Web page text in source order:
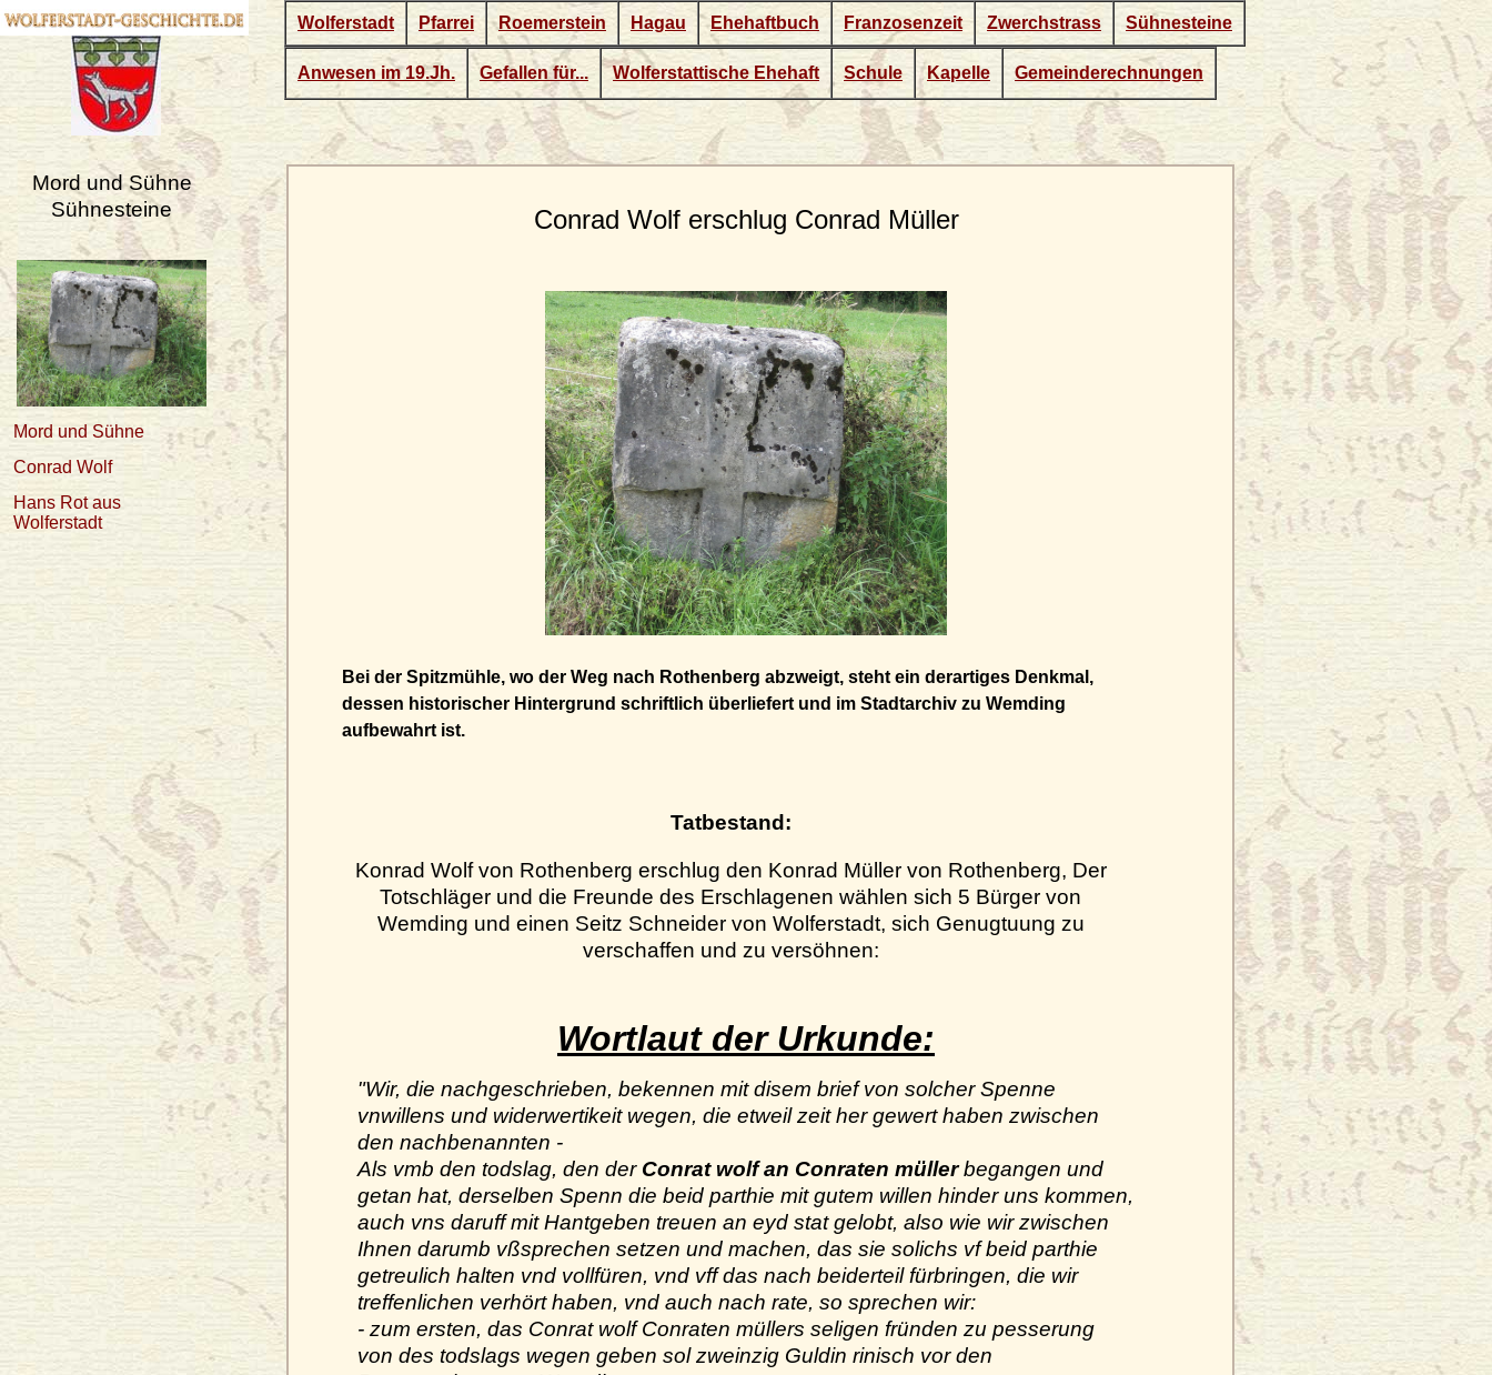
s
Wortlaut der Urkunde:
"Wir, die nachgeschrieben, bekennen mit disem brief von solcher Spenne
vnwillens und widerwertikeit wegen, die etweil zeit her gewert haben zwischen
den nachbenannten -
Als vmb den todslag, den der Conrat wolf an Conraten müllerbegangen und
getan hat, derselben Spenn die beid parthie mit gutem willen hinder uns kommen,
auch vns daruff mit Hantgeben treuen an eyd stat gelobt, also wie wir zwischen
Ihnen darumb vßsprechen setzen und machen, das sie solichs vf beid parthie
getreulich halten vnd vollfüren, vnd vff das nach beiderteil fürbringen, die wir
treffenlichen verhört haben, vnd auch nach rate, so sprechen wir:
- zum ersten, das Conrat wolf Conraten müllers seligen fründen zu pesserung
von des todslags wegen geben sol zweinzig Guldin rinisch vor den
Conrad Wolf erschlug Conrad Müller
Bei der Spitzmühle, wo der Weg nach Rothenberg abzweigt, steht ein derartiges Denkmal,
dessen historischer Hintergrund schriftlich überliefert und im Stadtarchiv zu Wemding
aufbewahrt ist.
Tatbestand:
Konrad Wolf von Rothenberg erschlug den Konrad Müller von Rothenberg, Der
Totschläger und die Freunde des Erschlagenen wählen sich 5 Bürger von
Wemding und einen Seitz Schneider von Wolferstadt, sich Genugtuung zu
verschaffen und zu versöhnen:
Wolferstadt Pfarrei Roemerstein Hagau Ehehaftbuch Franzosenzeit Zwerchstrass Sühnesteine
Anwesen im 19.Jh. Gefallen für... Wolferstattische Ehehaft Schule Kapelle Gemeinderechnungen
Mord und Sühne
Sühnesteine
Mord und Sühne
Conrad Wolf
Hans Rot aus
Wolferstadt